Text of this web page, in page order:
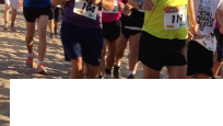
Comunicación
Valencia en deporte